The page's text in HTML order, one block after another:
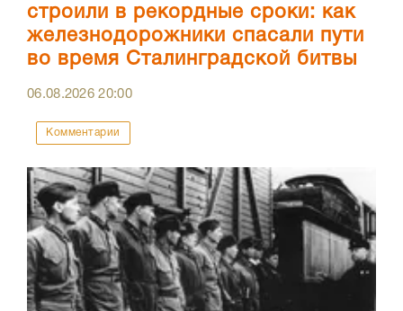
строили в рекордные сроки: как
железнодорожники спасали пути
во время Сталинградской битвы
06.08.202620:00
Комментарии